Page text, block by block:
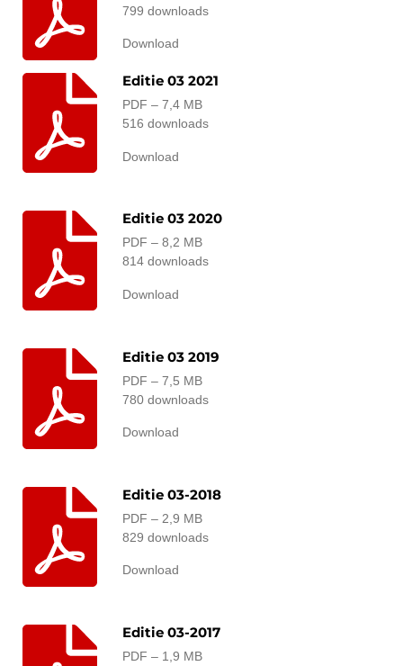
799 downloads
Download
Editie 03 2021
PDF – 7,4 MB
516 downloads
Download
Editie 03 2020
PDF – 8,2 MB
814 downloads
Download
Editie 03 2019
PDF – 7,5 MB
780 downloads
Download
Editie 03-2018
PDF – 2,9 MB
829 downloads
Download
Editie 03-2017
PDF – 1,9 MB